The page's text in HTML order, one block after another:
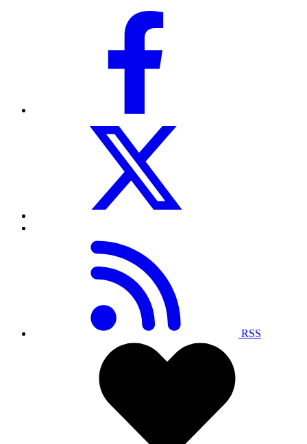
RSS